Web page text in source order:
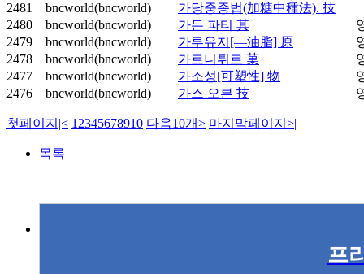
2481
bncworld(bncworld)
가당중종법(加糖中種法). 技
2480
bncworld(bncworld) 가든 파티 其
2479
bncworld(bncworld) 가루유지[―油脂] 原
2478
bncworld(bncworld) 가르니튀르 菓
2477
bncworld(bncworld) 가소성[可塑性] 物
2476
bncworld(bncworld) 가스 오븐 技
첫페이지 |< 1 2345678910 다음10개> 마지막페이지 >|
목록
프